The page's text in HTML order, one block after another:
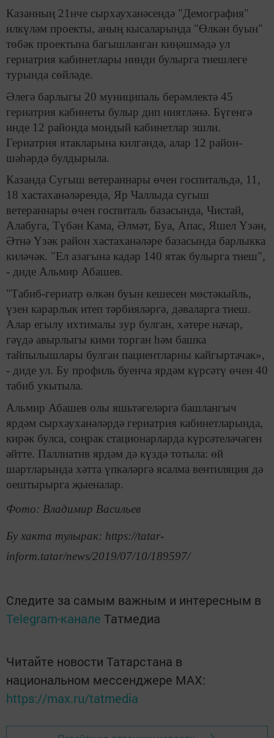
Казанның 21нче сырхауханәсендә "Демография"
илкүләм проекты, аның кысаларында "Өлкән буын"
төбәк проектына багышланган киңәшмәдә ул
гериатрия кабинетлары нинди булырга тиешлеге
турында сөйләде.
Әлегә барлыгы 20 муниципаль берәмлектә 45
гериатрия кабинеты булыр дип ниятләнә. Бүгенгә
инде 12 районда мондый кабинетлар эшли.
Гериатрия ятакларына килгәндә, алар 12 район-
шәһәрдә булдырыла.
Казанда Сугыш ветераннары өчен госпитальдә, 11,
18 хастаханәләрендә, Яр Чаллыда сугыш
ветераннары өчен госпиталь базасында, Чистай,
Алабуга, Түбән Кама, Әлмәт, Буа, Апас, Яшел Үзән,
Әтнә Үзәк район хастаханәләре базасында барлыкка
киләчәк. "Ел азагына кадәр 140 ятак булырга тиеш",
- диде Альмир Абашев.
"Табиб-гериатр өлкән буын кешесен мөстәкыйль,
үзен карарлык итеп тәрбияләргә, дәваларга тиеш.
Алар егылу ихтималы зур булган, хәтере начар,
гәүдә авырлыгы кими торган һәм башка
тайпылышлары булган пациентларны кайгыртачак»,
- диде ул. Бу профиль буенча ярдәм күрсәтү өчен 40
табиб укытыла.
Альмир Абашев олы яшьтәгеләргә башлангыч
ярдәм сырхауханәләрдә гериатрия кабинетларында,
кирәк булса, соңрак стационарларда күрсәтеләчәген
әйтте. Паллиатив ярдәм дә күздә тотыла: өй
шартларында хәтта үпкәләргә ясалма вентиляция дә
оештырырга җыеналар.
Фото: Владимир Васильев
Бу хакта тулырак: https://tatar-
inform.tatar/news/2019/07/10/189597/
Следите за самым важным и интересным в
Telegram-канале Татмедиа
Читайте новости Татарстана в
национальном мессенджере MАХ:
https://max.ru/tatmedia